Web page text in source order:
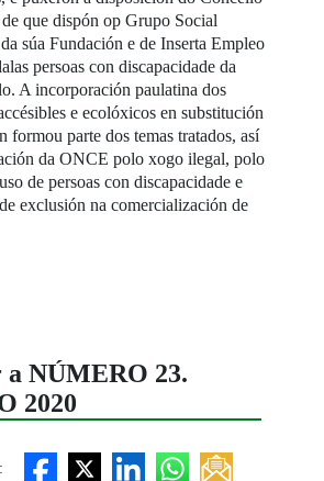
que dispón op Grupo Social
súa Fundación e de Inserta Empleo
persoas con discapacidade da
A incorporación paulatina dos
e ecolóxicos en substitución
formou parte dos temas tratados, así
da ONCE polo xogo ilegal, polo
de persoas con discapacidade e
exclusión na comercialización de
a NÚMERO 23.
2020